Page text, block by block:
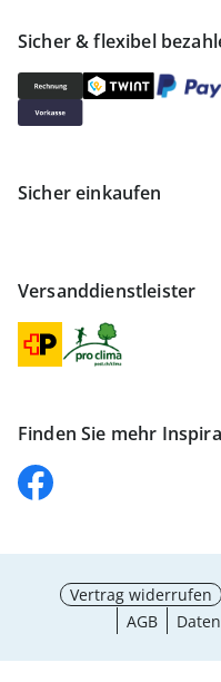
Sicher & flexibel
Sicher einkaufen
Versanddienstleister
Finden Sie mehr
Vertrag widerrufen
AGB